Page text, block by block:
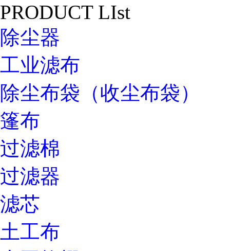
PRODUCT LIst
除尘器
工业滤布
除尘布袋（收尘布袋）
篷布
过滤棉
过滤器
滤芯
土工布